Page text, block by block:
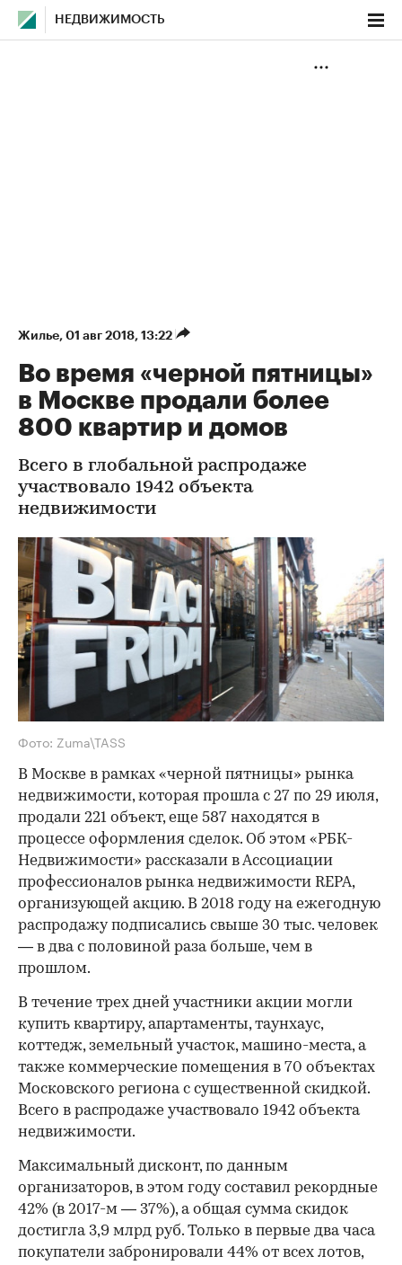
НЕДВИЖИМОСТЬ
Жилье⁠, 01 авг 2018, 13:22
Во время «черной пятницы»
в Москве продали более
800 квартир и домов
Всего в глобальной распродаже
участвовало 1942 объекта
недвижимости
Фото: Zuma\TASS
В Москве в рамках «черной пятницы» рынка
недвижимости, которая прошла с 27 по 29 июля,
продали 221 объект, еще 587 находятся в
процессе оформления сделок. Об этом «РБК-
Недвижимости» рассказали в Ассоциации
профессионалов рынка недвижимости REPA,
организующей акцию. В 2018 году на ежегодную
распродажу подписались свыше 30 тыс. человек
— в два с половиной раза больше, чем в
прошлом.
В течение трех дней участники акции могли
купить квартиру, апартаменты, таунхаус,
коттедж, земельный участок, машино-места, а
также коммерческие помещения в 70 объектах
Московского региона с существенной скидкой.
Всего в распродаже участвовало 1942 объекта
недвижимости.
Максимальный дисконт, по данным
организаторов, в этом году составил рекордные
42% (в 2017-м — 37%), а общая сумма скидок
достигла 3,9 млрд руб. Только в первые два часа
покупатели забронировали 44% от всех лотов,